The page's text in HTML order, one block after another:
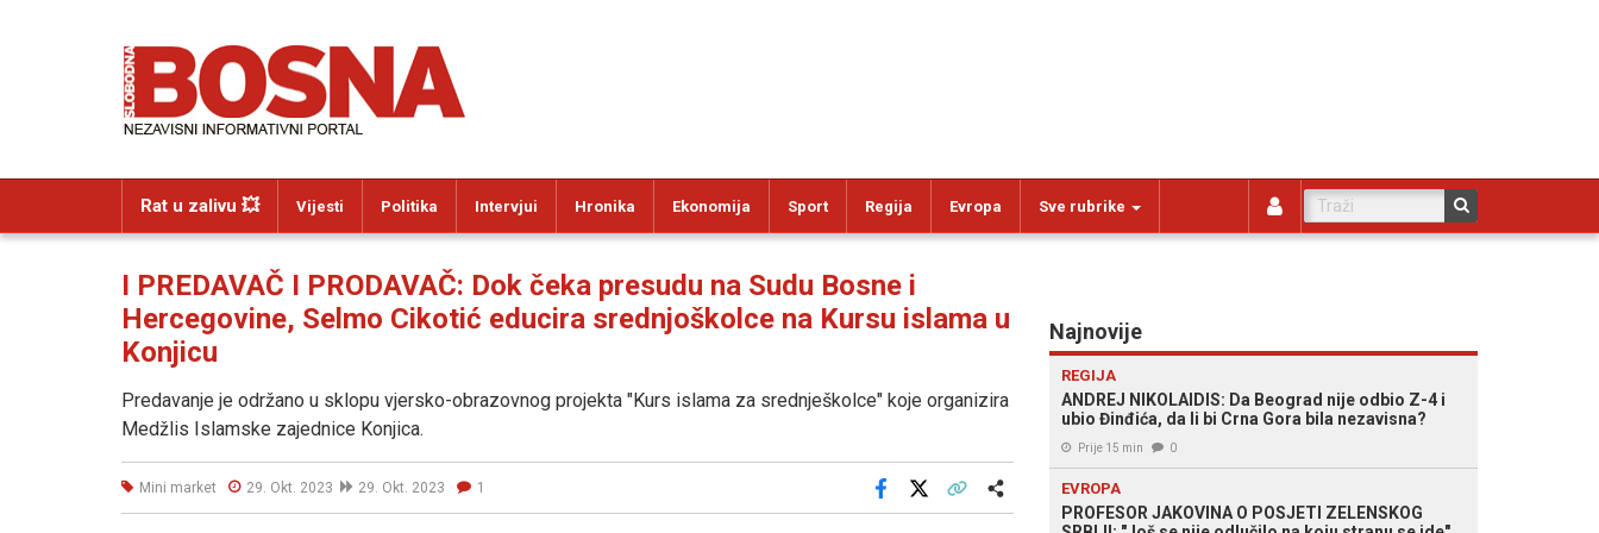
Rat u zalivu 💥 Vijesti Politika Intervjui Hronika Ekonomija Sport Regija Evropa Sve rubrike
I PREDAVAČ I PRODAVAČ: Dok čeka presudu na Sudu Bosne i
Hercegovine, Selmo Cikotić educira srednjoškolce na Kursu islama u
Konjicu
Predavanje je održano u sklopu vjersko-obrazovnog projekta "Kurs islama za srednješkolce" koje organizira
Medžlis Islamske zajednice Konjica.
Mini market 29. Okt. 2023 29. Okt. 2023 1
Facebook
Najnovije
REGIJA
ANDREJ NIKOLAIDIS: Da Beograd nije odbio Z-4 i
ubio Đinđića, da li bi Crna Gora bila nezavisna?
Prije 15 min 0
EVROPA
PROFESOR JAKOVINA O POSJETI ZELENSKOG